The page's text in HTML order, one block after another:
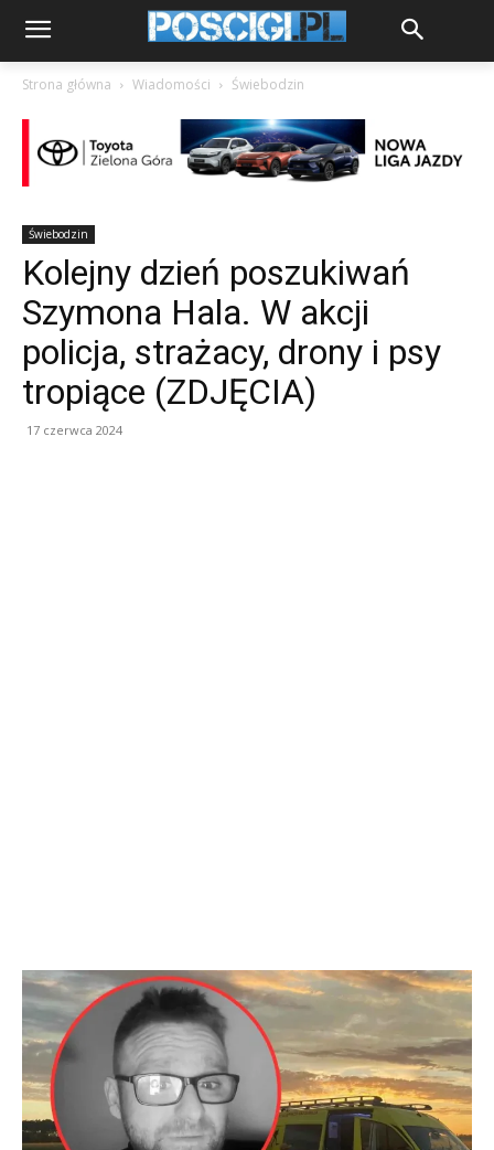
Strona główna Wiadomości Świebodzin
Świebodzin
Kolejny dzień poszukiwań
Szymona Hala. W akcji
policja, strażacy, drony i psy
tropiące (ZDJĘCIA)
17 czerwca 2024